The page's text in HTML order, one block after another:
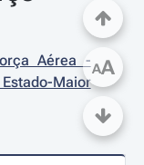
Aérea -
Maior
AA